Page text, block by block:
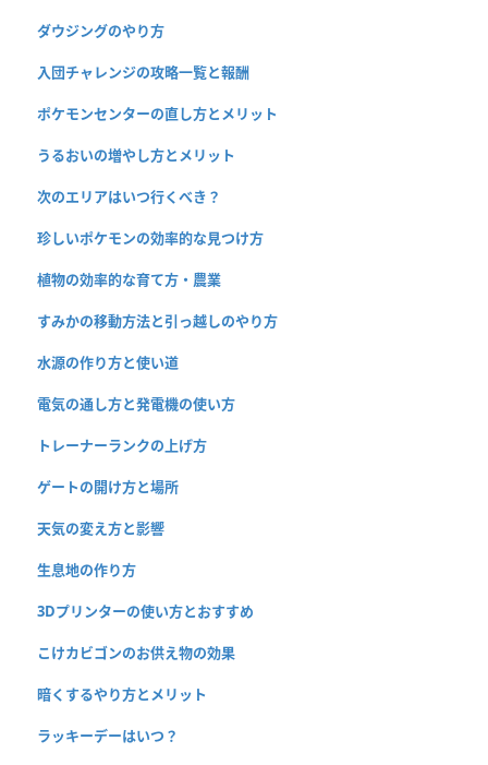
ダウジングのやり方
入団チャレンジの攻略一覧と報酬
ポケモンセンターの直し方とメリット
うるおいの増やし方とメリット
次のエリアはいつ行くべき？
珍しいポケモンの効率的な見つけ方
植物の効率的な育て方・農業
すみかの移動方法と引っ越しのやり方
水源の作り方と使い道
電気の通し方と発電機の使い方
トレーナーランクの上げ方
ゲートの開け方と場所
天気の変え方と影響
生息地の作り方
3Dプリンターの使い方とおすすめ
こけカビゴンのお供え物の効果
暗くするやり方とメリット
ラッキーデーはいつ？